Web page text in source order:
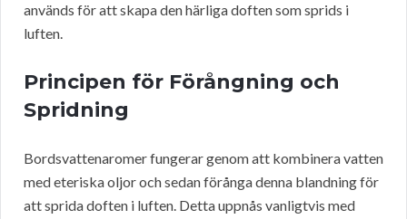
används för att skapa den härliga doften som sprids i
luften.
Principen för Förångning och
Spridning
Bordsvattenaromer fungerar genom att kombinera vatten
med eteriska oljor och sedan förånga denna blandning för
att sprida doften i luften. Detta uppnås vanligtvis med